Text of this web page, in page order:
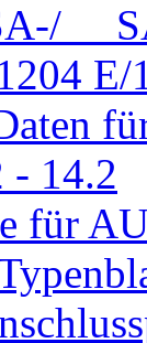
E/
- 14.2
für